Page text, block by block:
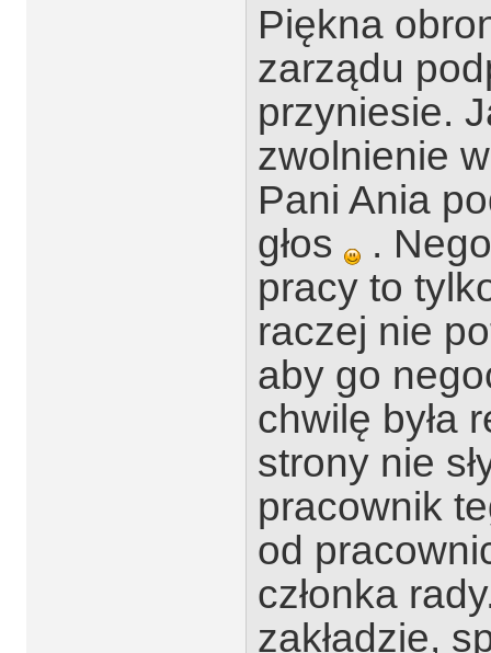
Piękna
zarządu
przyniesie.
zwolnienie
Pani Ania
głos
.
pracy to
raczej nie
aby go
chwilę była
strony nie
pracownik
od
członka
zakładzie,